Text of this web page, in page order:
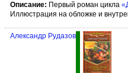
Описание: Первый роман цикла
Иллюстрация на обложке и
Александр Рудазов